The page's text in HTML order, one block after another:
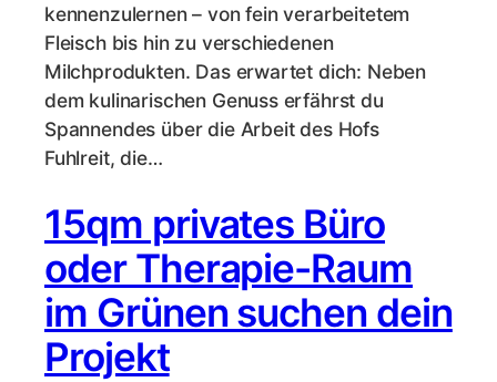
kennenzulernen – von fein verarbeitetem
Fleisch bis hin zu verschiedenen
Milchprodukten. Das erwartet dich: Neben
dem kulinarischen Genuss erfährst du
Spannendes über die Arbeit des Hofs
Fuhlreit, die…
15qm privates Büro
oder Therapie-Raum
im Grünen suchen dein
Projekt